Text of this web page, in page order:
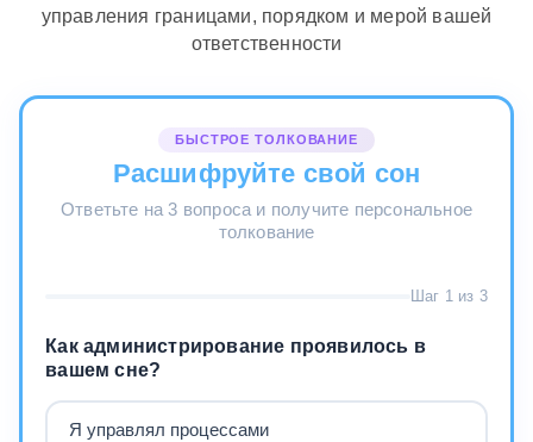
управления границами, порядком и мерой вашей
ответственности
БЫСТРОЕ ТОЛКОВАНИЕ
Расшифруйте свой сон
Ответьте на 3 вопроса и получите персональное
толкование
Шаг 1 из 3
Как администрирование проявилось в
вашем сне?
Я управлял процессами